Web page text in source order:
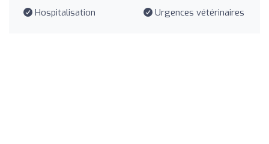
Hospitalisation Urgences vétérinaires